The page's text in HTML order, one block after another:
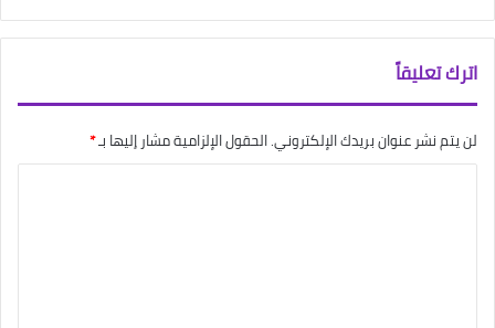
اترك تعليقاً
لن يتم نشر عنوان بريدك الإلكتروني.الحقول الإلزامية مشار إليها بـ*